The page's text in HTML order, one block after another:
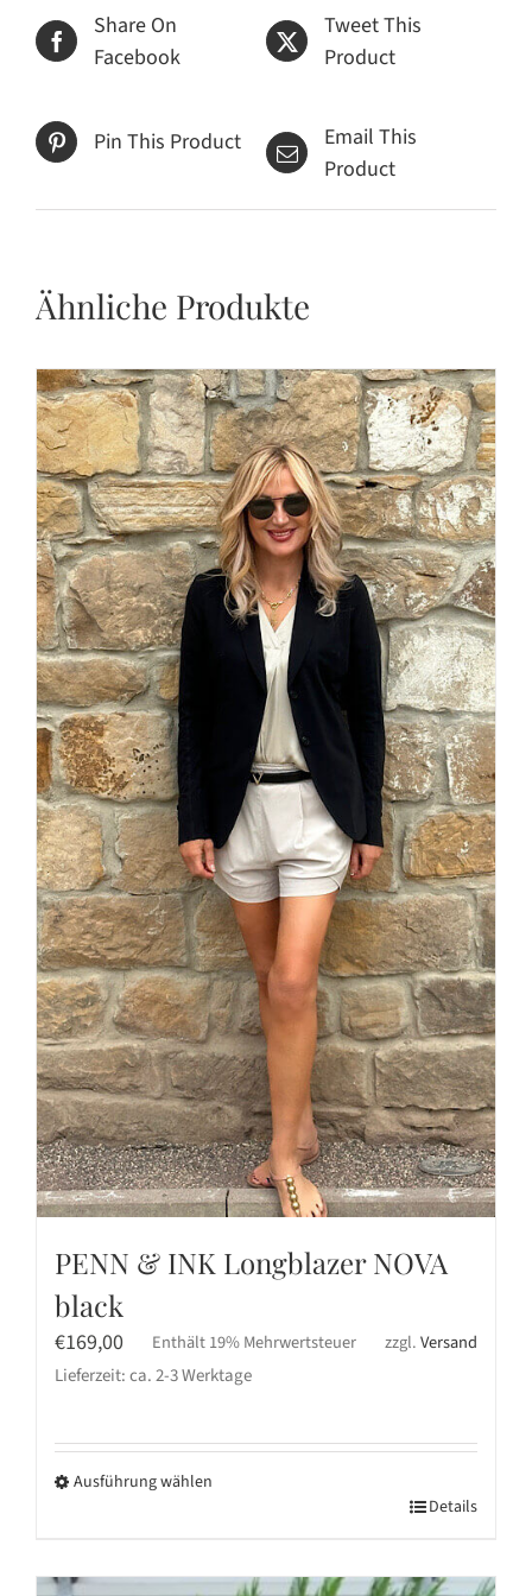
Share On
Facebook
Tweet This
Product
Pin This Product
Email This
Product
Ähnliche Produkte
PENN & INK Longblazer NOVA
black
€169,00 Enthält 19% Mehrwertsteuer zzgl.Versand
Lieferzeit: ca. 2-3 Werktage
Ausführung wählen
weist
Details